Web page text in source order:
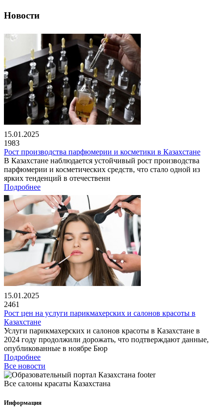
Новости
15.01.2025
1983
Рост производства парфюмерии и косметики в Казахстане
В Казахстане наблюдается устойчивый рост производства
парфюмерии и косметических средств, что стало одной из
ярких тенденций в отечественн
Подробнее
15.01.2025
2461
Рост цен на услуги парикмахерских и салонов красоты в
Казахстане
Услуги парикмахерских и салонов красоты в Казахстане в
2024 году продолжили дорожать, что подтверждают данные,
опубликованные в ноябре Бюр
Подробнее
Все новости
Все салоны красаты Казахстана
Информация